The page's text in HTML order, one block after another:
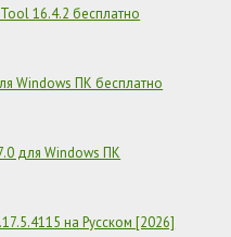
16.4.2 бесплатно
Windows ПК бесплатно
для Windows ПК
на Русском [2026]